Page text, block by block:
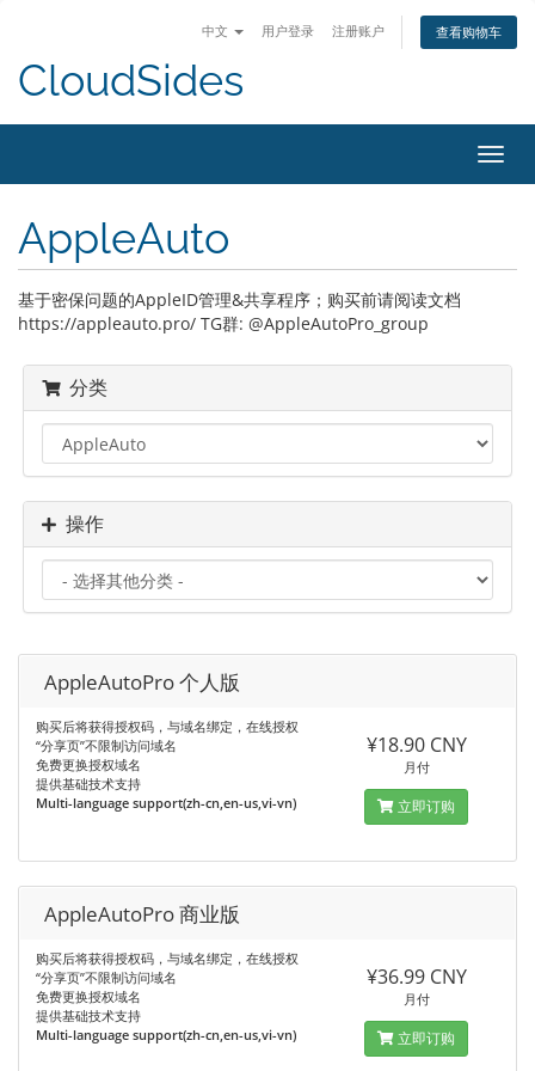
中文 用户登录 注册账户 查看购物车
CloudSides
AppleAuto
基于密保问题的AppleID管理&共享程序；购买前请阅读文档
https://appleauto.pro/ TG群: @AppleAutoPro_group
分类
操作
AppleAutoPro 个人版
购买后将获得授权码，与域名绑定，在线授权
“分享页”不限制访问域名
免费更换授权域名
提供基础技术支持
Multi-language support(zh-cn,en-us,vi-vn)
¥18.90 CNY
月付
立即订购
AppleAutoPro 商业版
购买后将获得授权码，与域名绑定，在线授权
“分享页”不限制访问域名
免费更换授权域名
提供基础技术支持
Multi-language support(zh-cn,en-us,vi-vn)
¥36.99 CNY
月付
立即订购